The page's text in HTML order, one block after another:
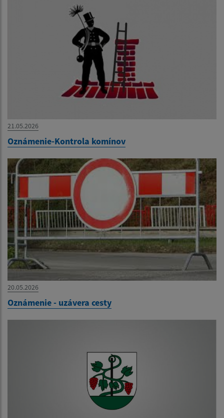
21.05.2026
Oznámenie-Kontrola komínov
20.05.2026
Oznámenie - uzávera cesty